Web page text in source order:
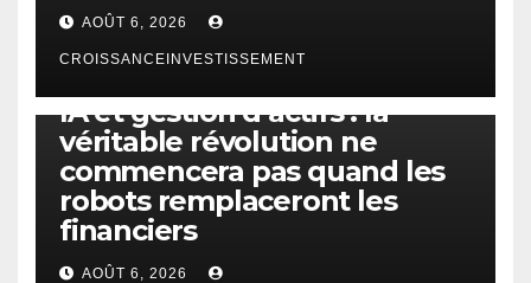
AOÛT 6, 2026
CROISSANCEINVESTISSEMENT
IA et gestion d’actifs : la
véritable révolution ne
commencera pas quand les
robots remplaceront les
financiers
AOÛT 6, 2026